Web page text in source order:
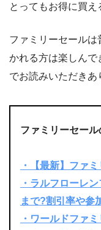
とってもお得に買え
ファミリーセール
かれる方は楽しんで
でお読みいただきあ
ファミリーセー
・【最新】ファ
・ラルフローレ
まで?割引率や参
・ワールドファ